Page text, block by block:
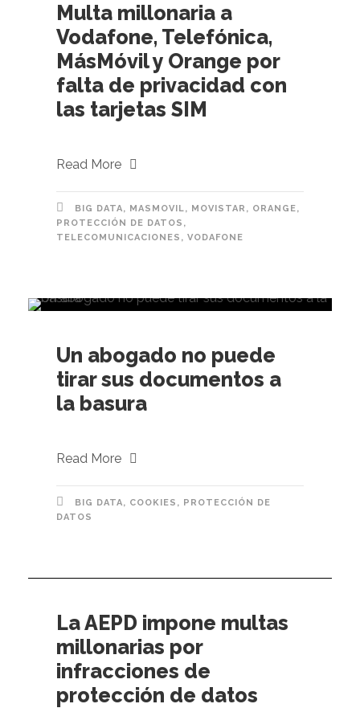
Multa millonaria a
Vodafone, Telefónica,
MásMóvil y Orange por
falta de privacidad con
las tarjetas SIM
Read More
BIG DATA, MASMOVIL, MOVISTAR , ORANGE,
PROTECCIÓN DE DATOS ,
TELECOMUNICACIONES , VODAFONE
Un abogado no puede
tirar sus documentos a
la basura
Read More
BIG DATA, COOKIES , PROTECCIÓN DE
DATOS
La AEPD impone multas
millonarias por
infracciones de
protección de datos